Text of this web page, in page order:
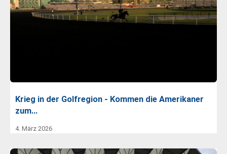
Krieg in der Golfregion - Kommen die Amerikaner
zum…
4. März 2026